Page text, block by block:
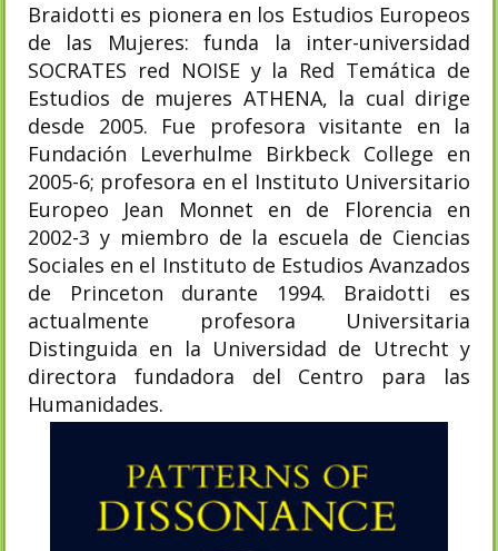
Braidotti es pionera en los Estudios Europeos
de las Mujeres: funda la inter-universidad
SOCRATES red NOISE y la Red Temática de
Estudios de mujeres ATHENA, la cual dirige
desde 2005. Fue profesora visitante en la
Fundación Leverhulme Birkbeck College en
2005-6; profesora en el Instituto Universitario
Europeo Jean Monnet en de Florencia en
2002-3 y miembro de la escuela de Ciencias
Sociales en el Instituto de Estudios Avanzados
de Princeton durante 1994. Braidotti es
actualmente profesora Universitaria
Distinguida en la Universidad de Utrecht y
directora fundadora del Centro para las
Humanidades.